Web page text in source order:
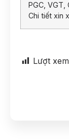
PGC, VGT,
Chi tiết xin
Lượt